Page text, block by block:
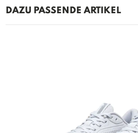
DAZU PASSENDE ARTIKEL